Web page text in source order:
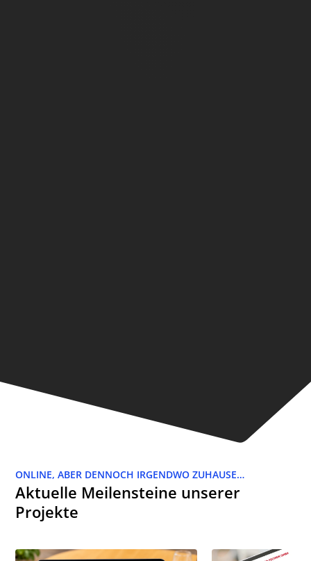
ONLINE, ABER DENNOCH IRGENDWO ZUHAUSE…
Aktuelle Meilensteine unserer
Projekte